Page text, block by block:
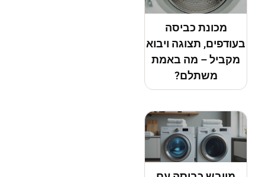
מכונת כביסה
בעודפים, תצוגה ויבוא
מקביל – מה באמת
משתלם?